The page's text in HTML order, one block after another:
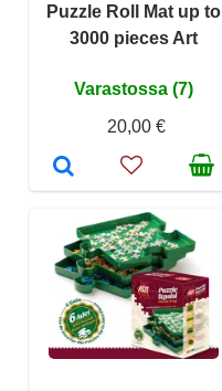
Puzzle Roll Mat up to
3000 pieces Art
Varastossa (7)
20,00 €